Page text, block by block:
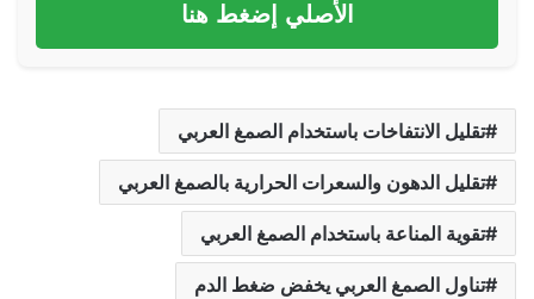
الأصلي إضغط هنا
تقليل الانتفاخات باستخدام الصمغ العربي
تقليل الدهون والسعرات الحرارية بالصمغ العربي
تقوية المناعة باستخدام الصمغ العربي
تناول الصمغ العربي يخفض ضغط الدم